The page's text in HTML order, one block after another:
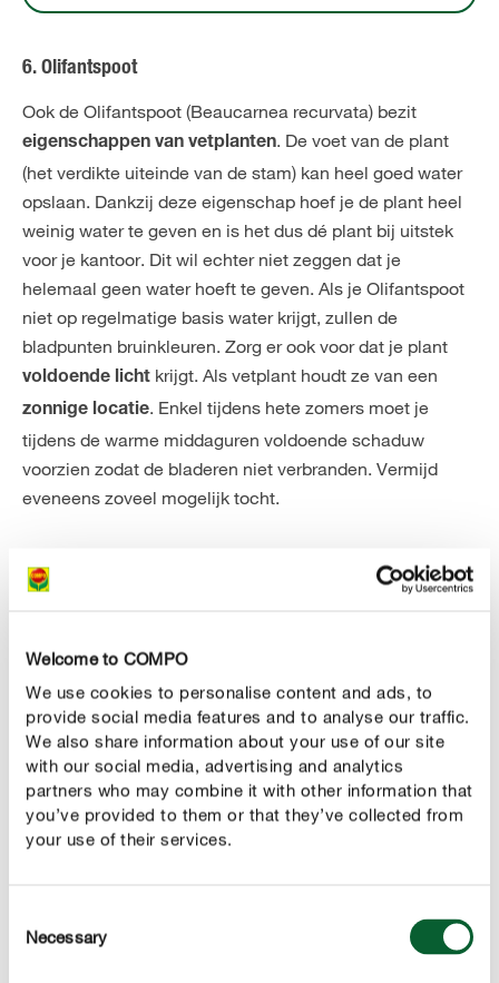
Welcome to COMPO
We use cookies to personalise content and ads, to
provide social media features and to analyse our traffic.
We also share information about your use of our site
with our social media, advertising and analytics
partners who may combine it with other information that
you’ve provided to them or that they’ve collected from
your use of their services.
Selection
Necessary
6. Olifantspoot
Ook de Olifantspoot (Beaucarnea recurvata) bezit
eigenschappen van vetplanten. De voet van de plant
(het verdikte uiteinde van de stam) kan heel goed water
opslaan. Dankzij deze eigenschap hoef je de plant heel
weinig water te geven en is het dus dé plant bij uitstek
voor je kantoor. Dit wil echter niet zeggen dat je
helemaal geen water hoeft te geven. Als je Olifantspoot
niet op regelmatige basis water krijgt, zullen de
bladpunten bruinkleuren. Zorg er ook voor dat je plant
voldoende licht krijgt. Als vetplant houdt ze van een
zonnige locatie. Enkel tijdens hete zomers moet je
tijdens de warme middaguren voldoende schaduw
voorzien zodat de bladeren niet verbranden. Vermijd
eveneens zoveel mogelijk tocht.
De yucca komt oorspronkelijk uit Mexico en Midden-